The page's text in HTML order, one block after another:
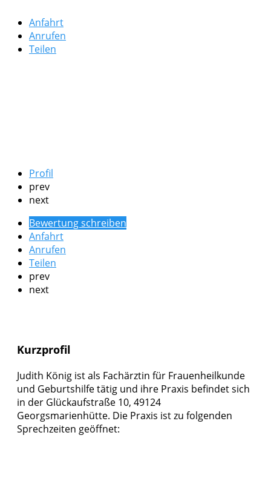
Anfahrt
Anrufen
Teilen
Profil
prev
next
Bewertung schreiben
Anfahrt
Anrufen
Teilen
prev
next
Kurzprofil
Judith König ist als Fachärztin für Frauenheilkunde
und Geburtshilfe tätig und ihre Praxis befindet sich
in der Glückaufstraße 10, 49124
Georgsmarienhütte. Die Praxis ist zu folgenden
Sprechzeiten geöffnet: